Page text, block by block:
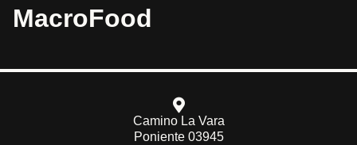
MacroFood
Camino La Vara
Poniente 03945